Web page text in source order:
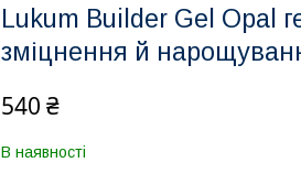
Lukum Builder Gel Opal
зміцнення й
540 ₴
В наявності